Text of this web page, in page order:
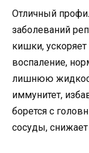
Отличный
заболеваний
кишки,
воспаление,
лишнюю
иммунитет,
борется с
сосуды,